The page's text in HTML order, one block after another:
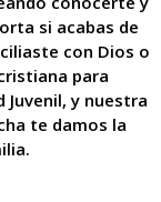
si acabas de
con Dios o
para
Juvenil, y nuestra
te damos la